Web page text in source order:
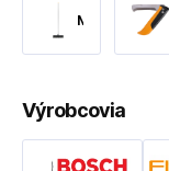
Metly
Výrobcovia